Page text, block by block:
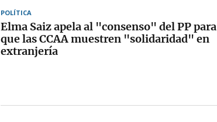
POLÍTICA
Elma Saiz apela al "consenso" del PP para
que las CCAA muestren "solidaridad" en
extranjería